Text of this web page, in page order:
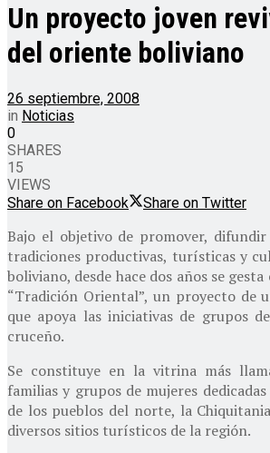
Un proyecto joven
del oriente boliviano
26 septiembre, 2008
in Noticias
0
SHARES
15
VIEWS
Share on Facebook
Share on Twitter
Bajo el objetivo de promover,
tradiciones productivas, turísticas y
boliviano, desde hace dos años se
“Tradición Oriental”, un proyecto de
que apoya las iniciativas de grupos
cruceño.
Se constituye en la vitrina más
familias y grupos de mujeres
de los pueblos del norte, la
diversos sitios turísticos de la región.